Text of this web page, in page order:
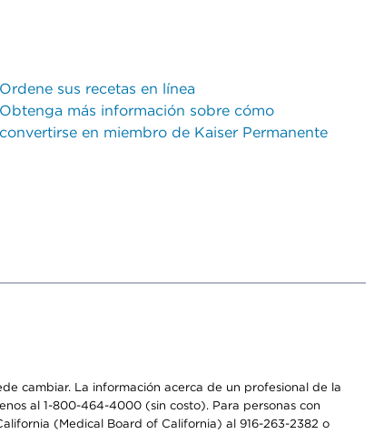
Ordene sus recetas en línea
Obtenga más información sobre cómo
convertirse en miembro de Kaiser Permanente
cambiar. La información acerca de un profesional de la
al 1-800-464-4000 (sin costo). Para personas con
(Medical Board of California) al 916-263-2382 o